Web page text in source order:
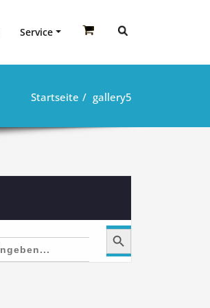
Service
Startseite gallery5
Search Button